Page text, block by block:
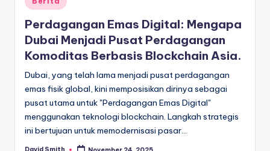
in
Perdagangan Emas Digital: Mengapa
Dubai Menjadi Pusat Perdagangan
Komoditas Berbasis Blockchain Asia.
Dubai, yang telah lama menjadi pusat perdagangan
emas fisik global, kini memposisikan dirinya sebagai
pusat utama untuk "Perdagangan Emas Digital"
menggunakan teknologi blockchain. Langkah strategis
ini bertujuan untuk memodernisasi pasar…